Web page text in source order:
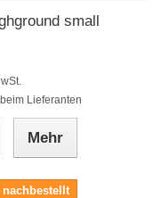
small
Lieferanten
Mehr